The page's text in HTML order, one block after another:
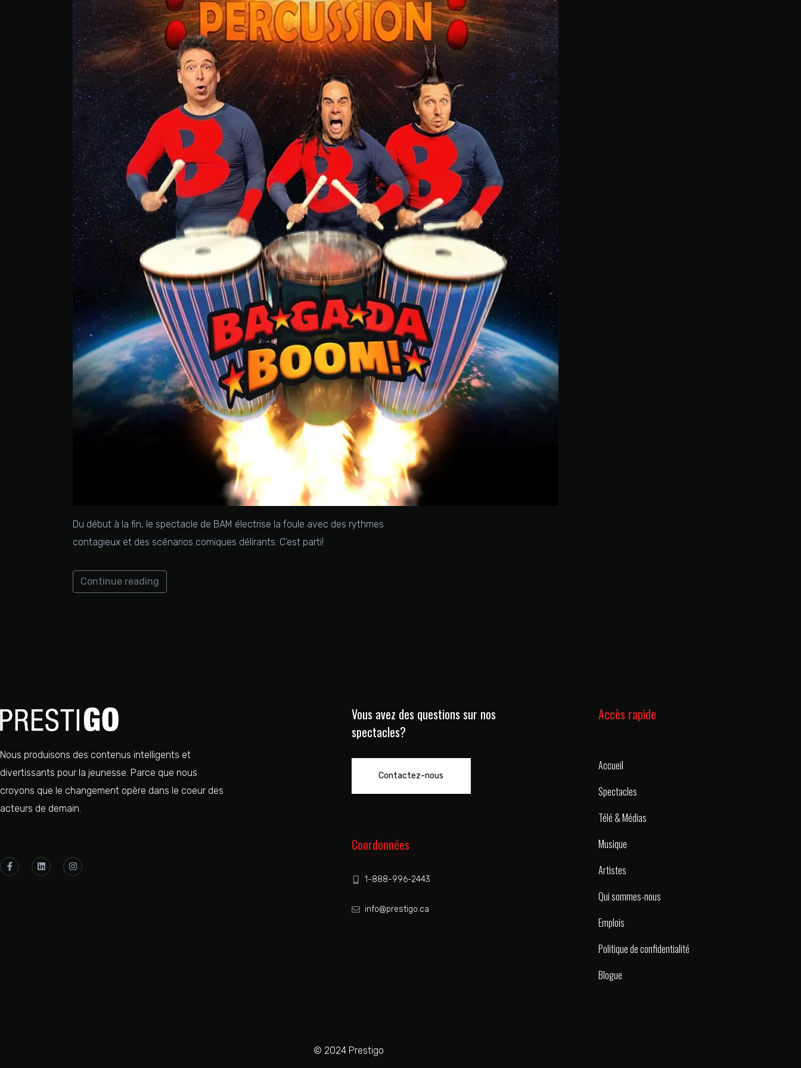
Du début à la fin, le spectacle de BAM électrise la foule avec des rythmes
contagieux et des scénarios comiques délirants. C’est parti!
Continue reading
Nous produisons des contenus intelligents et
divertissants pour la jeunesse. Parce que nous
croyons que le changement opère dans le coeur des
acteurs de demain.
Vous avez des questions sur nos
spectacles?
Contactez-nous
Coordonnées
1-888-996-2443
info@prestigo.ca
Accès rapide
Accueil
Spectacles
Télé & Médias
Musique
Artistes
Qui sommes-nous
Emplois
Politique de confidentialité
Blogue
© 2024 Prestigo